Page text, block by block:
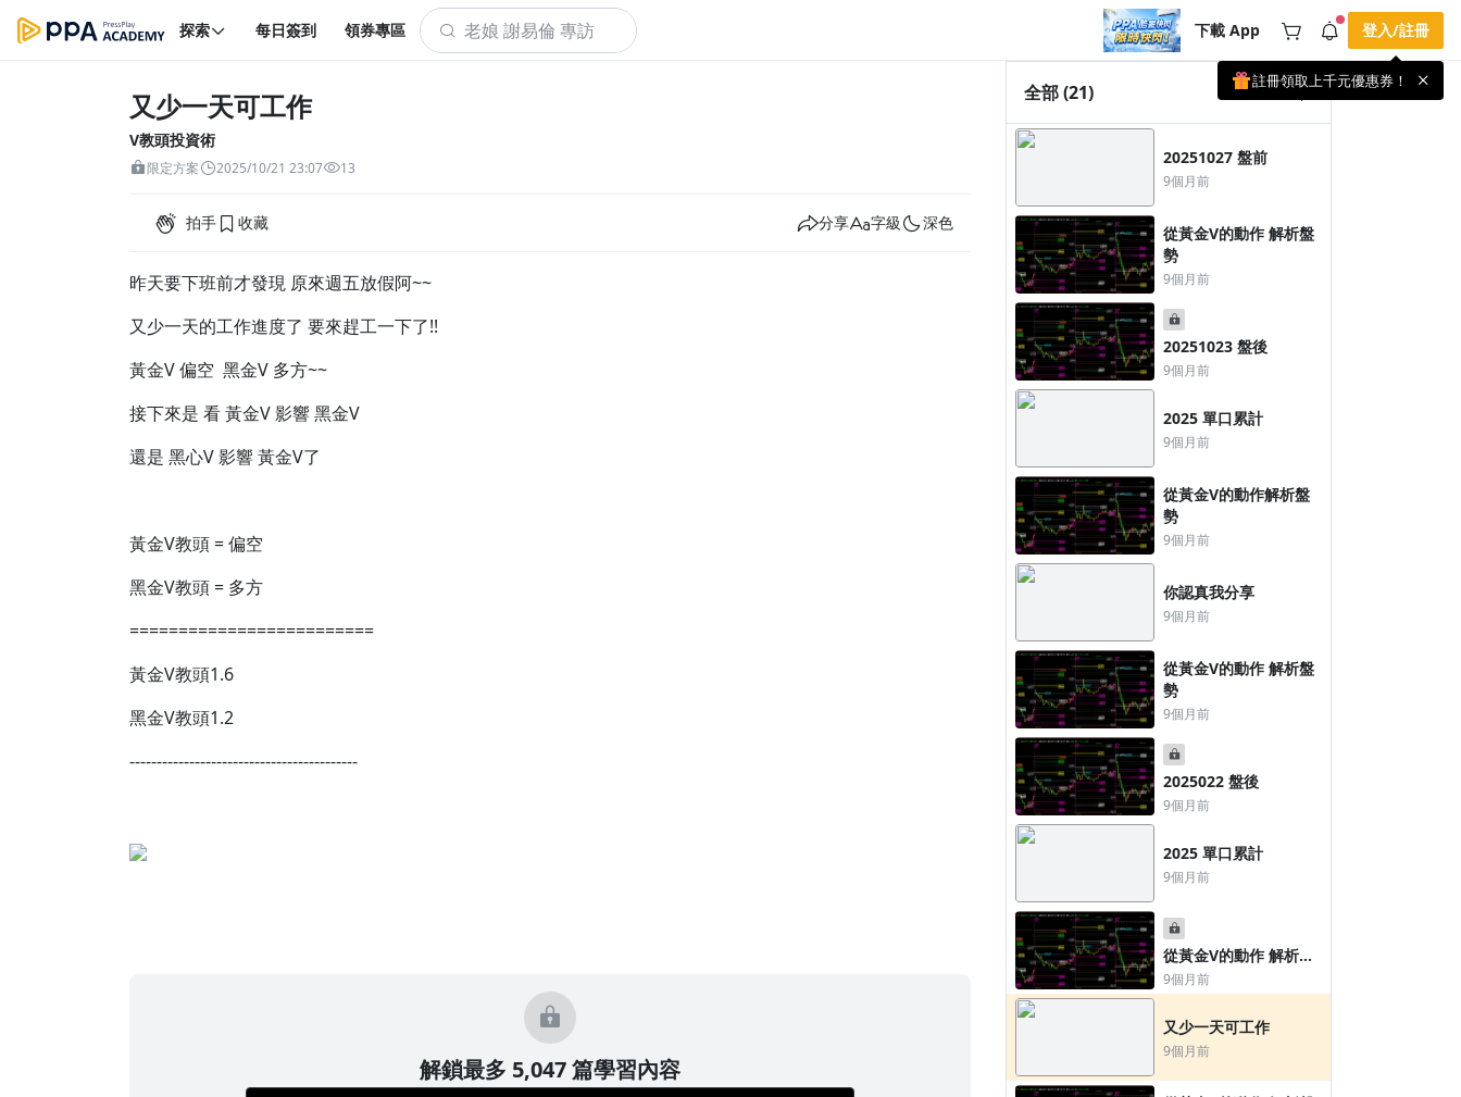
探索 每日簽到 領券專區 下載 App
下載 APP 領取獎勵，隨時吸收新知識
🌞 PPA 避暑津貼．冷氣房升級｜
期間快閃活動
🥵 酷暑限時快閃｜單筆滿 NT$2,500 現
折 NT$300、再贈最高 2% 點數回饋！
🚀 酷暑來襲．偷偷在冷氣房升級 📈
⭐️ 【冷氣房進修 限時開跑】◾單筆滿
NT$2,500 現折 NT$300◾活動期間：即
日起 - 8/13（只有一週）-📣 酷暑季好康
\ 再加碼 /→ 點數回饋無上限🔥購買任一
課程 or 訂閱✅ 消費即享回饋 1% 點數
✅ 滿 $5,000 回饋 2% 點數🎁 此為 PPA
官方帳號 Line@ 專屬活動，加入好友👉
享有「渠道專屬活動」及「個人化推
播」！
查看全部
登入/註冊
註冊領取上千元優惠券！
又少一天可工作
V教頭投資術
限定方案 2025/10/21 23:07 13
拍手 收藏 分享 字級 深色
昨天要下班前才發現 原來週五放假阿~~
又少一天的工作進度了 要來趕工一下了!!
黃金V 偏空 黑金V 多方~~
接下來是 看 黃金V 影響 黑金V
還是 黑心V 影響 黃金V了
黃金V教頭 = 偏空
黑金V教頭 = 多方
=========================
黃金V教頭1.6
黑金V教頭1.2
------------------------------------------
解鎖最多 5,047 篇學習內容
全部(21)
20251027 盤前
9個月前
從黃金V的動作 解析盤
勢
9個月前
20251023 盤後
9個月前
2025 單口累計
9個月前
從黃金V的動作解析盤
勢
9個月前
你認真我分享
9個月前
從黃金V的動作 解析盤
勢
9個月前
2025022 盤後
9個月前
2025 單口累計
9個月前
從黃金V的動作 解析盤
勢
9個月前
又少一天可工作
9個月前